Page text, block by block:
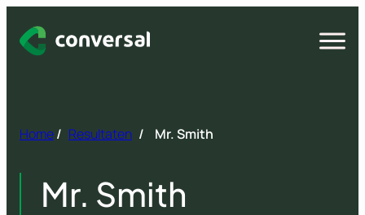
naar
Open
Home/ Resultaten / Mr. Smith
Mr. Smith